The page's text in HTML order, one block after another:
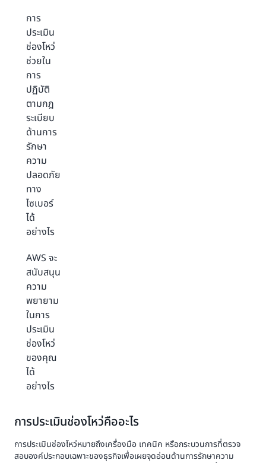
การ
ประเมิน
ช่องโหว่
ช่วยใน
การ
ปฏิบัติ
ตามกฎ
ระเบียบ
ด้านการ
รักษา
ความ
ปลอดภัย
ทาง
ไซเบอร์
ได้
อย่างไร
AWS จะ
สนับสนุน
ความ
พยายาม
ในการ
ประเมิน
ช่องโหว่
ของคุณ
ได้
อย่างไร
การประเมินช่องโหว่คืออะไร
การประเมินช่องโหว่หมายถึงเครื่องมือ เทคนิค หรือกระบวนการที่ตรวจ
สอบองค์ประกอบเฉพาะของธุรกิจเพื่อเผยจุดอ่อนด้านการรักษาความ